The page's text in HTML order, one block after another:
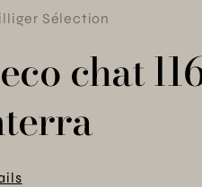
Sélection
chat